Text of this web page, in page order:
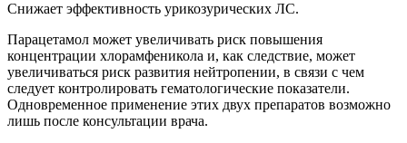
Снижает эффективность урикозурических ЛС.
Парацетамол может увеличивать риск повышения
концентрации хлорамфеникола и, как следствие, может
увеличиваться риск развития нейтропении, в связи с чем
следует контролировать гематологические показатели.
Одновременное применение этих двух препаратов возможно
лишь после консультации врача.